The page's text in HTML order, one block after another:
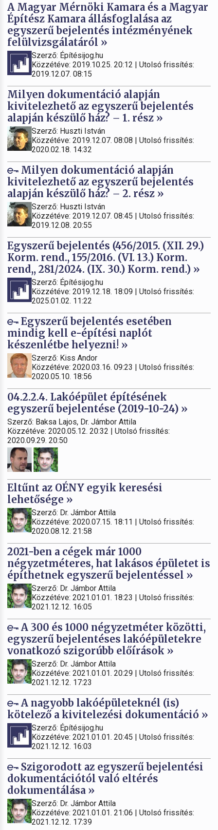
A Magyar Mérnöki Kamara és a Magyar
Építész Kamara állásfoglalása az
egyszerű bejelentés intézményének
felülvizsgálatáról »
Szerző: Építésijog.hu
Közzétéve: 2019.10.25. 20:12 | Utolsó frissítés:
2019.12.07. 08:15
Milyen dokumentáció alapján
kivitelezhető az egyszerű bejelentés
alapján készülő ház? – 1. rész »
Szerző: Huszti István
Közzétéve: 2019.12.07. 08:08 | Utolsó frissítés:
2020.02.18. 14:32
Milyen dokumentáció alapján
kivitelezhető az egyszerű bejelentés
alapján készülő ház? – 2. rész »
Szerző: Huszti István
Közzétéve: 2019.12.07. 08:45 | Utolsó frissítés:
2019.12.08. 20:55
Egyszerű bejelentés (456/2015. (XII. 29.)
Korm. rend., 155/2016. (VI. 13.) Korm.
rend,, 281/2024. (IX. 30.) Korm. rend.) »
Szerző: Építésijog.hu
Közzétéve: 2019.12.18. 18:09 | Utolsó frissítés:
2025.01.02. 11:22
Egyszerű bejelentés esetében
mindig kell e-építési naplót
készenlétbe helyezni! »
Szerző: Kiss Andor
Közzétéve: 2020.03.16. 09:23 | Utolsó frissítés:
2020.05.10. 18:56
04.2.2.4. Lakóépület építésének
egyszerű bejelentése (2019-10-24) »
Szerző: Baksa Lajos, Dr. Jámbor Attila
Közzétéve: 2020.05.12. 20:32 | Utolsó frissítés:
2020.09.29. 20:50
Eltűnt az OÉNY egyik keresési
lehetősége »
Szerző: Dr. Jámbor Attila
Közzétéve: 2020.07.15. 18:11 | Utolsó frissítés:
2020.08.12. 21:58
2021-ben a cégek már 1000
négyzetméteres, hat lakásos épületet is
építhetnek egyszerű bejelentéssel »
Szerző: Dr. Jámbor Attila
Közzétéve: 2021.01.01. 18:23 | Utolsó frissítés:
2021.12.12. 16:05
A 300 és 1000 négyzetméter közötti,
egyszerű bejelentéses lakóépületekre
vonatkozó szigorúbb előírások »
Szerző: Dr. Jámbor Attila
Közzétéve: 2021.01.01. 20:29 | Utolsó frissítés:
2021.12.12. 17:23
A nagyobb lakóépületeknél (is)
kötelező a kivitelezési dokumentáció »
Szerző: Építésijog.hu
Közzétéve: 2021.01.01. 20:45 | Utolsó frissítés:
2021.12.12. 16:03
Szigorodott az egyszerű bejelentési
dokumentációtól való eltérés
dokumentálása »
Szerző: Dr. Jámbor Attila
Közzétéve: 2021.01.01. 21:06 | Utolsó frissítés:
2021.12.12. 17:39